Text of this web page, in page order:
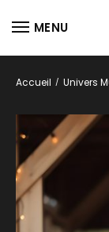
MENU
Accueil / Univers